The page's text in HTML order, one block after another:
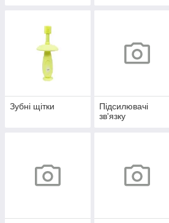
Зубні щітки
Підсилювачі
зв'язку